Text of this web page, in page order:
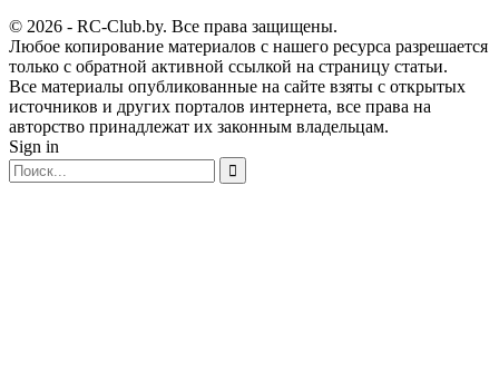
© 2026 - RC-Club.by. Все права защищены.
Любое копирование материалов с нашего ресурса разрешается
только с обратной активной ссылкой на страницу статьи.
Все материалы опубликованные на сайте взяты с открытых
источников и других порталов интернета, все права на
авторство принадлежат их законным владельцам.
Sign in